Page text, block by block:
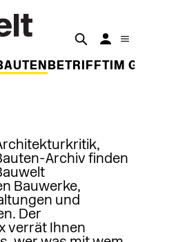
BETRIFFT IM
Archiv finden
Bauwerke,
und
Der
verrät Ihnen